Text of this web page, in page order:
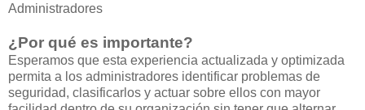
Administradores
¿Por qué es importante?
Esperamos que esta experiencia actualizada y optimizada
permita a los administradores identificar problemas de
seguridad, clasificarlos y actuar sobre ellos con mayor